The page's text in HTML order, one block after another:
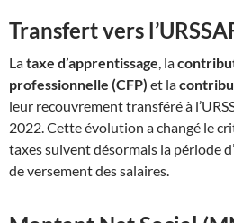
Transfert vers
Lataxe d’apprentissage, la
professionnelle (CFP) et la
leur recouvrement transféré à
2022. Cette évolution a changé le
taxes suivent désormais la période
de versement des salaires.